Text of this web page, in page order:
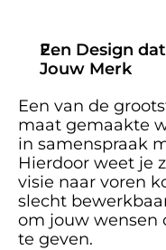
Een Design
Jouw Merk
Een van de
maat gemaakte
in samenspraak
Hierdoor weet je
visie naar voren
slecht
om jouw wensen
te geven.